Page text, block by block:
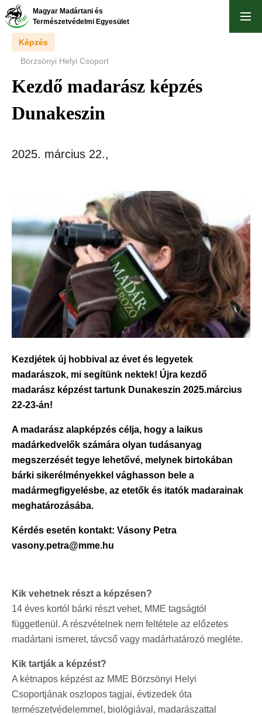
Ugrás
tartalomra
Magyar Madártani és
Természetvédelmi Egyesület
Képzés
Börzsönyi Helyi Csoport
Kezdő madarász képzés
Dunakeszin
2025. március 22.,
Kezdjétek új hobbival az évet és legyetek
madarászok, mi segítünk nektek! Újra kezdő
madarász képzést tartunk Dunakeszin 2025.március
22-23-án!
A madarász alapképzés célja, hogy a laikus
madárkedvelők számára olyan tudásanyag
megszerzését tegye lehetővé, melynek birtokában
bárki sikerélményekkel vághasson bele a
madármegfigyelésbe, az etetők és itatók madarainak
meghatározásába.
Kérdés esetén kontakt: Vásony Petra
vasony.petra@mme.hu
Kik vehetnek részt a képzésen?
14 éves kortól bárki részt vehet, MME tagságtól
függetlenül. A részvételnek nem feltétele az előzetes
madártani ismeret, távcső vagy madárhatározó megléte.
Kik tartják a képzést?
A kétnapos képzést az MME Börzsönyi Helyi
Csoportjának oszlopos tagjai, évtizedek óta
természetvédelemmel, biológiával, madarászattal